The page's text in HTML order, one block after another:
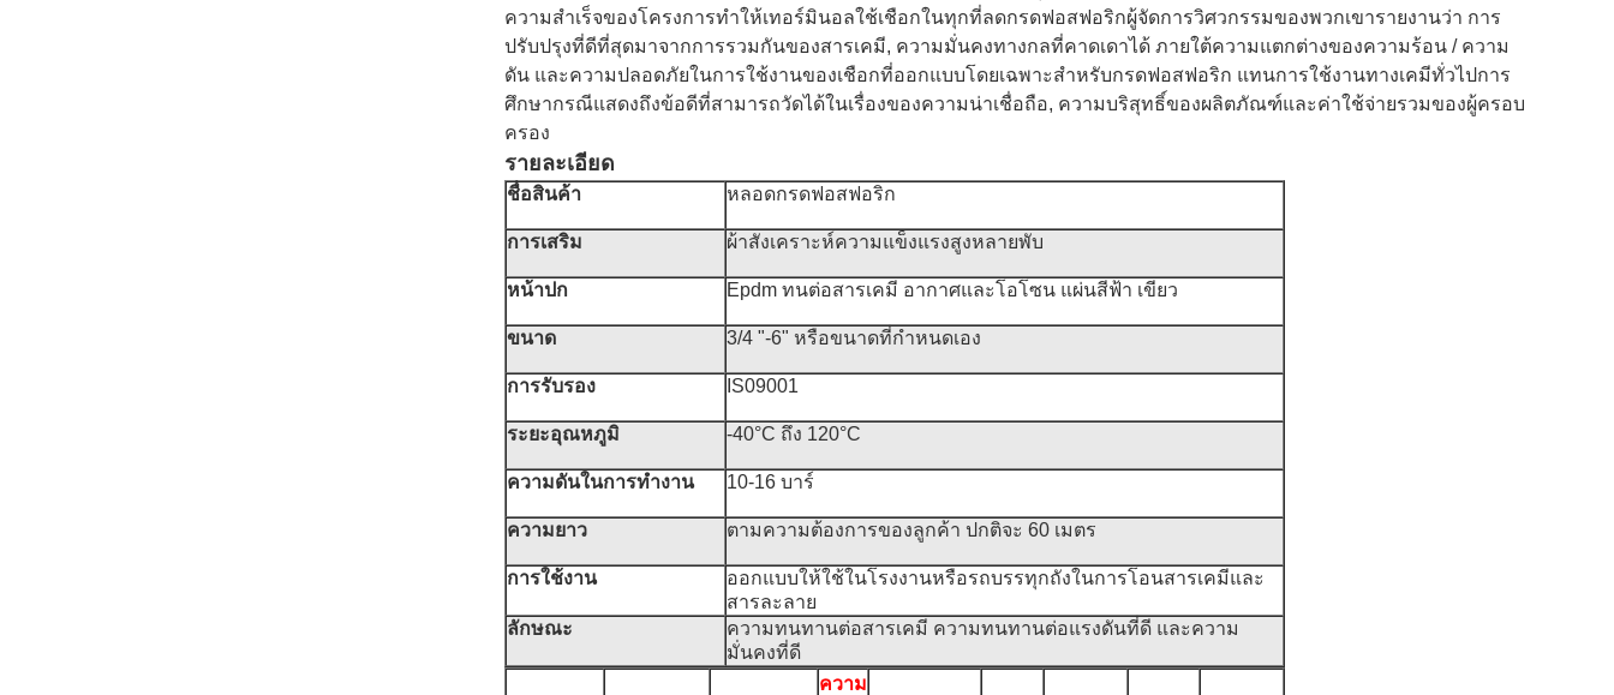
ความสําเร็จของโครงการทําให้เทอร์มินอลใช้เชือกในทุกที่ลดกรดฟอสฟอริกผู้จัดการวิศวกรรมของพวกเขารายงานว่า การ
ปรับปรุงที่ดีที่สุดมาจากการรวมกันของสารเคมี, ความมั่นคงทางกลที่คาดเดาได้ ภายใต้ความแตกต่างของความร้อน / ความ
ดัน และความปลอดภัยในการใช้งานของเชือกที่ออกแบบโดยเฉพาะสําหรับกรดฟอสฟอริก แทนการใช้งานทางเคมีทั่วไปการ
ศึกษากรณีแสดงถึงข้อดีที่สามารถวัดได้ในเรื่องของความน่าเชื่อถือ, ความบริสุทธิ์ของผลิตภัณฑ์และค่าใช้จ่ายรวมของผู้ครอบ
ครอง
รายละเอียด
ชื่อสินค้า หลอดกรดฟอสฟอริก
การเสริม ผ้าสังเคราะห์ความแข็งแรงสูงหลายพับ
หน้าปก Epdm ทนต่อสารเคมี อากาศและโอโซน แผ่นสีฟ้า เขียว
ขนาด 3/4 "-6" หรือขนาดที่กําหนดเอง
การรับรอง IS09001
ระยะอุณหภูมิ -40°C ถึง 120°C
ความดันในการทํางาน 10-16 บาร์
ความยาว ตามความต้องการของลูกค้า ปกติจะ 60 เมตร
การใช้งาน
ออกแบบให้ใช้ในโรงงานหรือรถบรรทุกถังในการโอนสารเคมีและ
สารละลาย
ลักษณะ
ความทนทานต่อสารเคมี ความทนทานต่อแรงดันที่ดี และความ
มั่นคงที่ดี
ความ